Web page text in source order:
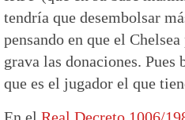
tendría que desembolsar
pensando en que el
grava las donaciones. Pues
que es el jugador el que